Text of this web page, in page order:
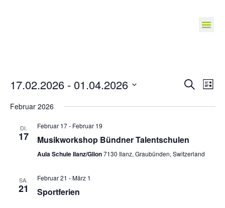
und
Suche
Liste
17.02.2026 - 01.04.2026
wählen.
Februar 2026
DI.
17
Februar 17- Februar 19
Musikworkshop Bündner Talentschulen
Aula Schule Ilanz/Glion7130 Ilanz, Graubünden, Switzerland
SA.
21
Februar 21 -März 1
Sportferien